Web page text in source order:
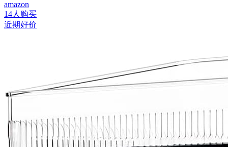
amazon
14人购买
近期好价